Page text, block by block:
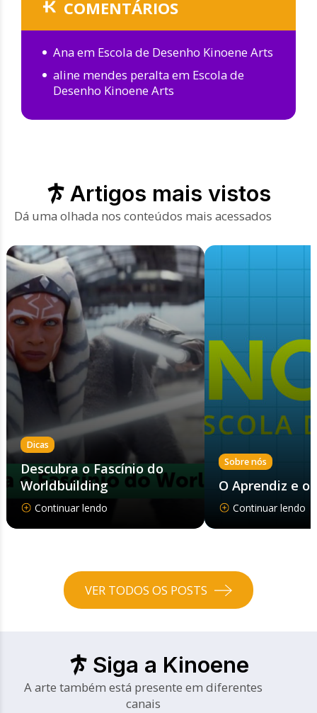
COMENTÁRIOS
Anaem Escola de Desenho Kinoene Arts
aline mendes peraltaem Escola de
Desenho Kinoene Arts
Artigos mais vistos
Dá uma olhada nos conteúdos mais acessados
Dicas
Descubra o Fascínio do
Worldbuilding
Continuar lendo
Sobre nós
O Aprendiz e o
Continuar lendo
VER TODOS OS POSTS
Siga a Kinoene
A arte também está presente em diferentes
canais